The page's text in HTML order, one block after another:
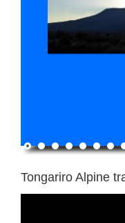
Tongariro Alpine